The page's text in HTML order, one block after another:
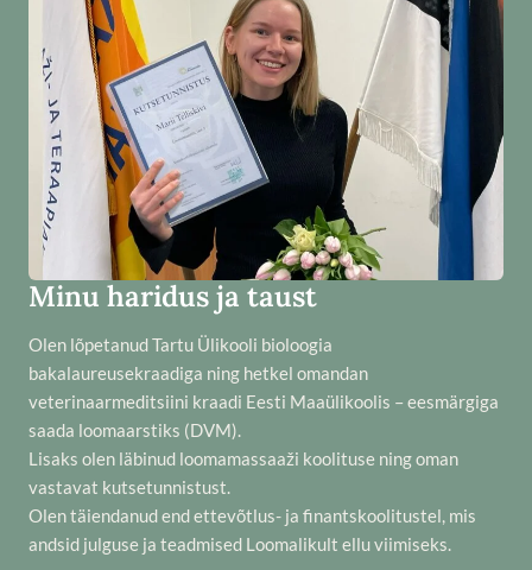
Minu haridus ja taust
Olen lõpetanud Tartu Ülikooli bioloogia
bakalaureusekraadiga ning hetkel omandan
veterinaarmeditsiini kraadi Eesti Maaülikoolis – eesmärgiga
saada loomaarstiks (DVM).
Lisaks olen läbinud loomamassaaži koolituse ning oman
vastavat kutsetunnistust.
Olen täiendanud end ettevõtlus- ja finantskoolitustel, mis
andsid julguse ja teadmised Loomalikult ellu viimiseks.